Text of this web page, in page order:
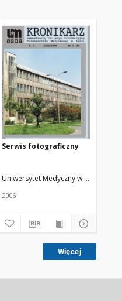
Żmuda, Ryszard. Red. nacz.
Serwis fotograficzny
Uniwersytet Medyczny w Łodzi
2006
Więcej